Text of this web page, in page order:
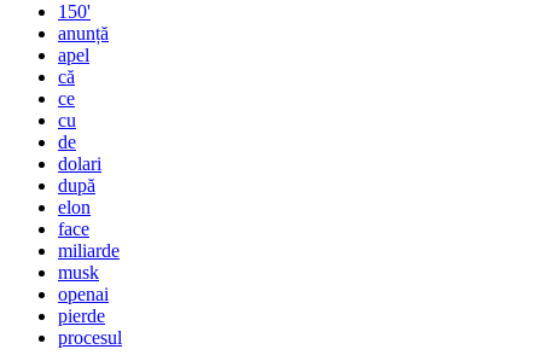
150'
anunță
apel
că
ce
cu
de
dolari
după
elon
face
miliarde
musk
openai
pierde
procesul